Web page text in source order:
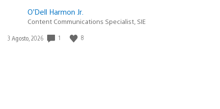
O’Dell Harmon Jr.
Content Communications Specialist, SIE
Data
3 Agosto, 2026 1 8